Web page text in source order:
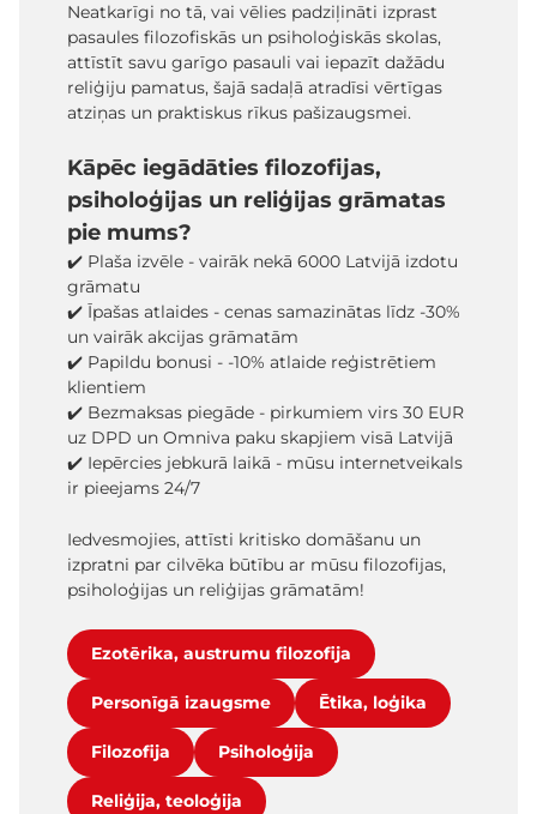
Neatkarīgi no tā, vai vēlies padziļināti izprast
pasaules filozofiskās un psiholoģiskās skolas,
attīstīt savu garīgo pasauli vai iepazīt dažādu
reliģiju pamatus, šajā sadaļā atradīsi vērtīgas
atziņas un praktiskus rīkus pašizaugsmei.
Kāpēc iegādāties filozofijas,
psiholoģijas un reliģijas grāmatas
pie mums?
✔️ Plaša izvēle - vairāk nekā 6000 Latvijā izdotu
grāmatu
✔️ Īpašas atlaides - cenas samazinātas līdz -30%
un vairāk akcijas grāmatām
✔️ Papildu bonusi - -10% atlaide reģistrētiem
klientiem
✔️ Bezmaksas piegāde - pirkumiem virs 30 EUR
uz DPD un Omniva paku skapjiem visā Latvijā
✔️ Iepērcies jebkurā laikā - mūsu internetveikals
ir pieejams 24/7
Iedvesmojies, attīsti kritisko domāšanu un
izpratni par cilvēka būtību ar mūsu filozofijas,
psiholoģijas un reliģijas grāmatām!
Ezotērika, austrumu filozofija
Personīgā izaugsme Ētika, loģika
Filozofija Psiholoģija
Reliģija, teoloģija